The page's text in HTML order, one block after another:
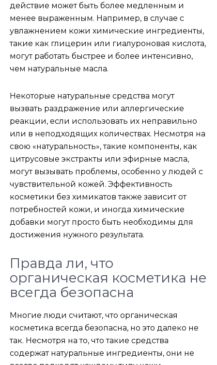
действие может быть более медленным и
менее выраженным. Например, в случае с
увлажнением кожи химические ингредиенты,
такие как глицерин или гиалуроновая кислота,
могут работать быстрее и более интенсивно,
чем натуральные масла.
Некоторые натуральные средства могут
вызвать раздражение или аллергические
реакции, если использовать их неправильно
или в неподходящих количествах. Несмотря на
свою «натуральность», такие компоненты, как
цитрусовые экстракты или эфирные масла,
могут вызывать проблемы, особенно у людей с
чувствительной кожей. Эффективность
косметики без химикатов также зависит от
потребностей кожи, и иногда химические
добавки могут просто быть необходимы для
достижения нужного результата.
Правда ли, что
органическая косметика не
всегда безопасна
Многие люди считают, что органическая
косметика всегда безопасна, но это далеко не
так. Несмотря на то, что такие средства
содержат натуральные ингредиенты, они не